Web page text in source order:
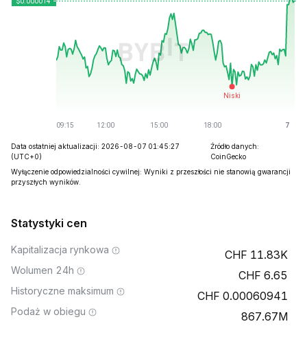
Data ostatniej aktualizacji: 2026-08-07 01:45:27
(UTC+0)
Źródło danych:
CoinGecko
Wyłączenie odpowiedzialności cywilnej: Wyniki z przeszłości nie stanowią gwarancji
przyszłych wyników.
Statystyki cen
Kapitalizacja rynkowa 11.83K
Wolumen 24h 6.65
Historyczne maksimum 0.00060941
Podaż w obiegu 867.67M